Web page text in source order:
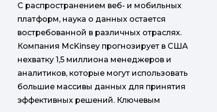
С распространением веб- и мобильных
платформ, наука о данных остается
востребованной в различных отраслях.
Компания McKinsey прогнозирует в США
нехватку 1,5 миллиона менеджеров и
аналитиков, которые могут использовать
большие массивы данных для принятия
эффективных решений. Ключевым